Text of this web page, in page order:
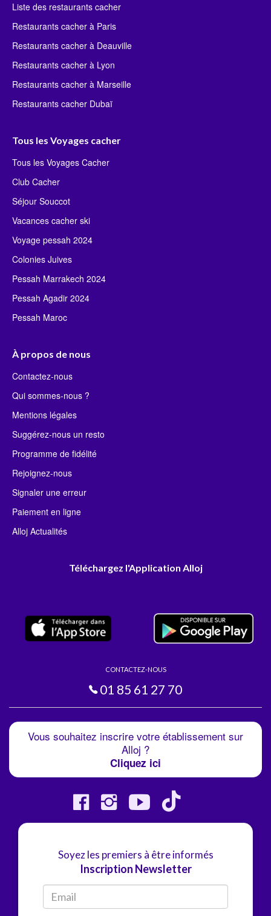
Liste des restaurants cacher
Restaurants cacher à Paris
Restaurants cacher à Deauville
Restaurants cacher à Lyon
Restaurants cacher à Marseille
Restaurants cacher Dubaï
Tous les Voyages cacher
Tous les Voyages Cacher
Club Cacher
Séjour Souccot
Vacances cacher ski
Voyage pessah 2024
Colonies Juives
Pessah Marrakech 2024
Pessah Agadir 2024
Pessah Maroc
À propos de nous
Contactez-nous
Qui sommes-nous ?
Mentions légales
Suggérez-nous un resto
Programme de fidélité
Rejoignez-nous
Signaler une erreur
Paiement en ligne
Alloj Actualités
Téléchargez l'Application Alloj
CONTACTEZ-NOUS
01 85 61 27 70
Vous souhaitez inscrire votre établissement sur
Alloj ?
Cliquez ici
Soyez les premiers à être informés
Inscription Newsletter